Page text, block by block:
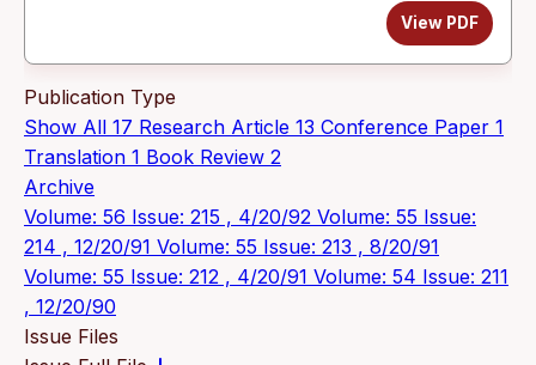
View PDF
Publication Type
Show All 17 Research Article 13 Conference Paper 1
Translation 1 Book Review 2
Archive
Volume: 56 Issue: 215 , 4/20/92 Volume: 55 Issue:
214 , 12/20/91 Volume: 55 Issue: 213 , 8/20/91
Volume: 55 Issue: 212 , 4/20/91 Volume: 54 Issue: 211
, 12/20/90
Issue Files